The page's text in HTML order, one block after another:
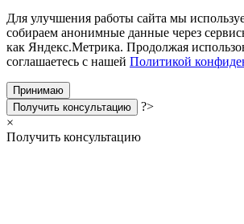
Для улучшения работы сайта мы
собираем анонимные данные через
как Яндекс.Метрика. Продолжая
соглашаетесь с нашей Политикой
Принимаю
Получить консультацию
?>
×
Получить консультацию